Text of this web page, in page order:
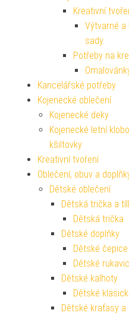
Kreativní
Výtvarné a
sady
Potřeby na
Kancelářské potřeby
Kojenecké oblečení
Kojenecké deky
Kojenecké letní
kšiltovky
Kreativní tvoření
Oblečení, obuv a
Dětské oblečení
Dětská trička a
Dětská trička
Dětské doplňky
Dětské čepice
Dětské
Dětské kalhoty
Dětské
Dětské kraťasy a